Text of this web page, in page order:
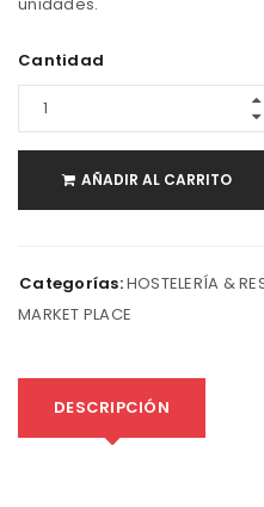
Cantidad
AÑADIR AL CARRITO
Categorías:HOSTELERÍA &
MARKET PLACE
DESCRIPCIÓN